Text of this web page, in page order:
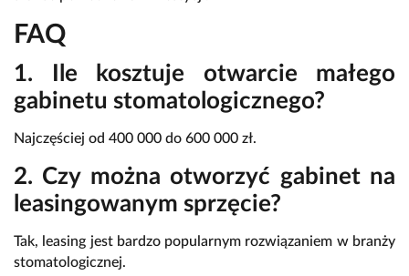
FAQ
1. Ile kosztuje otwarcie małego
gabinetu stomatologicznego?
Najczęściej od 400 000 do 600 000 zł.
2. Czy można otworzyć gabinet na
leasingowanym sprzęcie?
Tak, leasing jest bardzo popularnym rozwiązaniem w branży
stomatologicznej.